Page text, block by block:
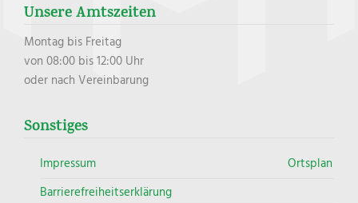
Unsere Amtszeiten
Montag bis Freitag
von 08:00 bis 12:00 Uhr
oder nach Vereinbarung
Sonstiges
Impressum
Ortsplan
Barrierefreiheitserklärung